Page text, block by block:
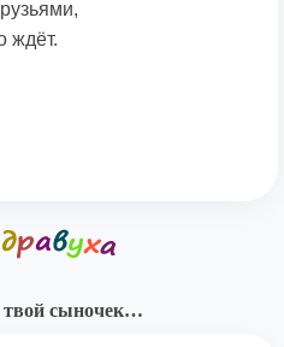
ждёт.
твой сыночек…